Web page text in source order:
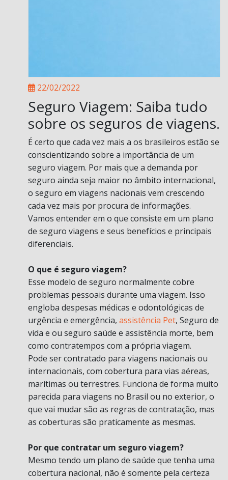
22/02/2022
Seguro Viagem: Saiba tudo
sobre os seguros de viagens.
É certo que cada vez mais a os brasileiros estão se
conscientizando sobre a importância de um
seguro viagem. Por mais que a demanda por
seguro ainda seja maior no âmbito internacional,
o seguro em viagens nacionais vem crescendo
cada vez mais por procura de informações.
Vamos entender em o que consiste em um plano
de seguro viagens e seus benefícios e principais
diferenciais.
O que é seguro viagem?
Esse modelo de seguro normalmente cobre
problemas pessoais durante uma viagem. Isso
engloba despesas médicas e odontológicas de
urgência e emergência, assistência Pet, Seguro de
vida e ou seguro saúde e assistência morte, bem
como contratempos com a própria viagem.
Pode ser contratado para viagens nacionais ou
internacionais, com cobertura para vias aéreas,
marítimas ou terrestres. Funciona de forma muito
parecida para viagens no Brasil ou no exterior, o
que vai mudar são as regras de contratação, mas
as coberturas são praticamente as mesmas.
Por que contratar um seguro viagem?
Mesmo tendo um plano de saúde que tenha uma
cobertura nacional, não é somente pela certeza